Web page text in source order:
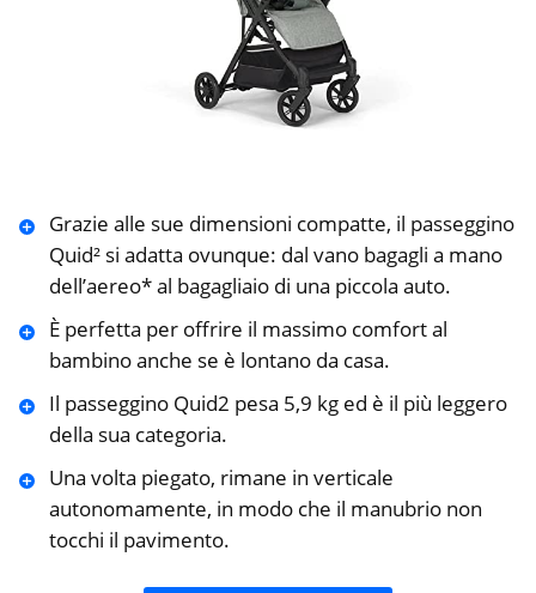
Grazie alle sue dimensioni compatte, il passeggino
Quid² si adatta ovunque: dal vano bagagli a mano
dell’aereo* al bagagliaio di una piccola auto.
È perfetta per offrire il massimo comfort al
bambino anche se è lontano da casa.
Il passeggino Quid2 pesa 5,9 kg ed è il più leggero
della sua categoria.
Una volta piegato, rimane in verticale
autonomamente, in modo che il manubrio non
tocchi il pavimento.